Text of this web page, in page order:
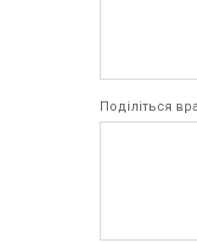
Поділіться